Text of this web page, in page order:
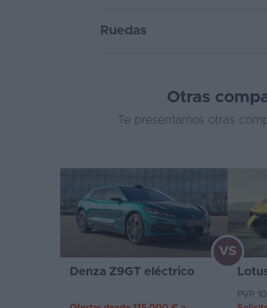
Ruedas
Otras
Te presentamos otras
Denza Z9GT eléctrico
VS
PVP